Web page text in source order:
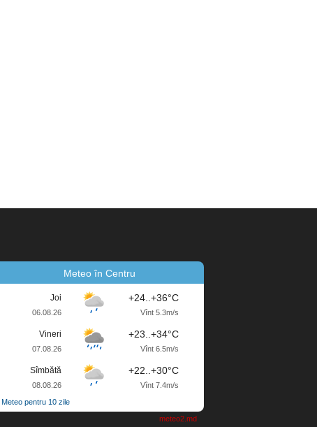
Meteo în Centru
Joi
06.08.26
+24..+36°C
Vînt 5.3m/s
Vineri
07.08.26
+23..+34°C
Vînt 6.5m/s
Sîmbătă
08.08.26
+22..+30°C
Vînt 7.4m/s
Meteo pentru 10 zile
meteo2.md